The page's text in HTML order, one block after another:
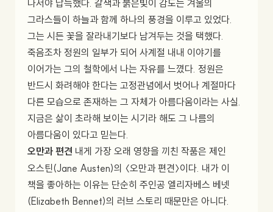
나서야 납득했다. 갈색과 붉은빛이 감도는 겨울의
그라스들이 하늘과 함께 하나의 풍경을 이루고 있었다.
그는 시든 꽃을 잘라내기보다 남겨두는 것을 택했다.
죽음조차 정원의 일부가 되어 사계절 내내 이야기를
이어가는 그의 철학에서 나는 자유를 느꼈다. 정원은
반드시 화려해야 한다는 고정관념에서 벗어나 계절마다
다른 모습으로 존재하는 그 자체가 아름다움이라는 사실.
지금은 삶이 초라해 보이는 시기라 해도 그 나름의
아름다움이 있다고 믿는다.
오만과 편견 내게 가장 오래 영향을 끼친 작품은 제인
오스틴(Jane Austen)의 〈오만과 편견〉이다. 내가 이
책을 좋아하는 이유는 단순히 주인공 엘리자베스 베넷
(Elizabeth Bennet)의 러브 스토리 때문만은 아니다.